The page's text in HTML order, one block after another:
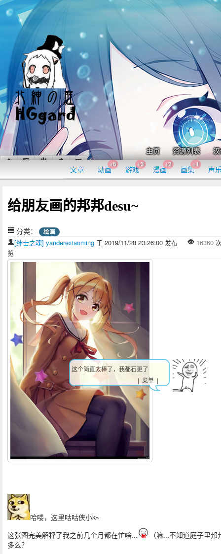
主页 资源列表
文章 动画
+6
游戏
+3
漫画
+2
画集
+1
声
给朋友画的邦邦desu~
分类： 绘画
[绅士之魂] yanderexiaoming 于 2019/11/28 23:26:00 发布 16360
览
哈喽，这里咕咕侠小k~
这张图完美解释了我之前几个月都在忙啥...
（嘛...不知道庭子里邦
多么？
祝天下所有的情侣都是失散多年的兄
| 菜单 |